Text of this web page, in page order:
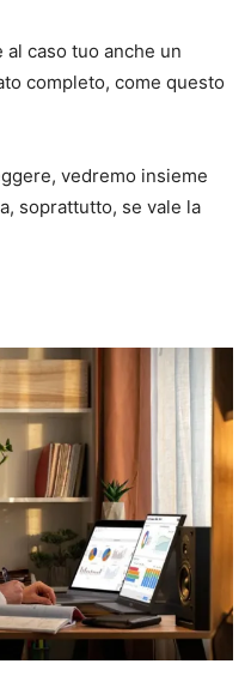
caso tuo anche un
completo, come questo
vedremo insieme
soprattutto, se vale la